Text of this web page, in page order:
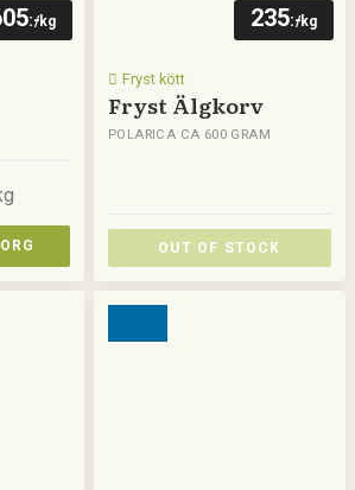
:-/kg 235:-/kg
Fryst kött
Fryst Älgkorv
POLARICA CA 600 GRAM
OUT OF STOCK